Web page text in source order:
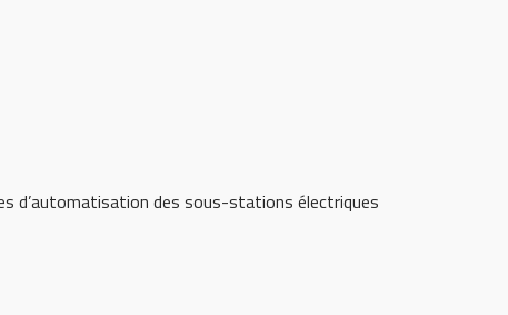
d’automatisation des sous-stations électriques